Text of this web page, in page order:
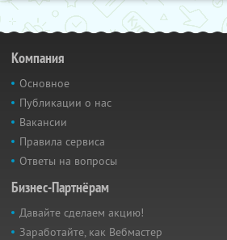
Компания
Основное
Публикации о нас
Вакансии
Правила сервиса
Ответы на вопросы
Бизнес-Партнёрам
Давайте сделаем акцию!
Заработайте, как Вебмастер